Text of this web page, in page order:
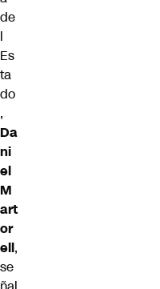
de
l
Es
ta
do
,
Da
ni
el
M
art
or
ell,
se